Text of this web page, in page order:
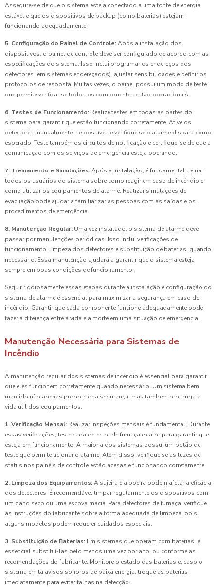
Assegure-se de que o sistema esteja conectado a uma fonte de energia
estável e que os dispositivos de backup (como baterias) estejam
funcionando adequadamente.
5. Configuração do Painel de Controle:Após a instalação dos
dispositivos, o painel de controle deve ser configurado de acordo com as
especificações do sistema. Isso inclui programar os endereços dos
detectores (em sistemas endereçados), ajustar sensibilidades e definir os
protocolos de resposta. Muitas vezes, o painel possui um modo de teste
que permite verificar se todos os componentes estão operacionais.
6. Testes de Funcionamento: Realize testes em todas as partes do
sistema para garantir que estão funcionando corretamente. Ative os
detectores manualmente, se possível, e verifique se o alarme dispara como
esperado. Teste também os circuitos de notificação e certifique-se de que a
comunicação com os serviços de emergência esteja operando.
7. Treinamento e Simulações:Após a instalação, é fundamental treinar
todos os usuários do sistema sobre como reagir em caso de incêndio e
como utilizar os equipamentos de alarme. Realizar simulações de
evacuação pode ajudar a familiarizar as pessoas com as saídas e os
procedimentos de emergência.
8. Manutenção Regular: Uma vez instalado, o sistema de alarme deve
passar por manutenções periódicas. Isso inclui verificações de
funcionamento, limpeza dos detectores e substituição de baterias, quando
necessário. Essa manutenção ajudará a garantir que o sistema esteja
sempre em boas condições de funcionamento.
Seguir rigorosamente essas etapas durante a instalação e configuração do
sistema de alarme é essencial para maximizar a segurança em caso de
incêndio. Garantir que cada componente funcione adequadamente pode
fazer a diferença entre a vida e a morte em uma situação de emergência.
Manutenção Necessária para Sistemas de
Incêndio
A manutenção regular dos sistemas de incêndio é essencial para garantir
que eles funcionem corretamente quando necessário. Um sistema bem
mantido não apenas proporciona segurança, mas também prolonga a
vida útil dos equipamentos.
1. Verificação Mensal: Realizar inspeções mensais é fundamental. Durante
essas verificações, teste cada detector de fumaça e calor para garantir que
esteja em funcionamento. A maioria dos sistemas possui um botão de
teste que permite acionar o alarme. Além disso, verifique se as luzes de
status nos painéis de controle estão acesas e funcionando corretamente.
2. Limpeza dos Equipamentos:A sujeira e a poeira podem afetar a eficácia
dos detectores. É recomendável limpar regularmente os dispositivos com
um pano seco ou uma escova macia. Para detectores de fumaça, verifique
as instruções do fabricante sobre a forma adequada de limpeza, pois
alguns modelos podem requerer cuidados especiais.
3. Substituição de Baterias: Em sistemas que operam com baterias, é
essencial substituí-las pelo menos uma vez por ano, ou conforme as
recomendações do fabricante. Monitore o estado das baterias e, caso o
sistema emita avisos sonoros de baixa energia, troque as baterias
imediatamente para evitar falhas na detecção.